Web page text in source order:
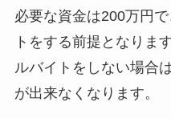
必要な資金は200万円
トをする前提となりま
ルバイトをしない場合
が出来なくなります。